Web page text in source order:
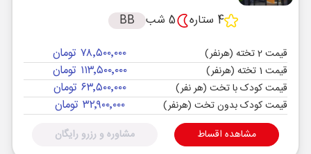
4 ستاره
5 شب BB
قیمت 2 تخته (هرنفر) ۷۸٬۵۰۰٬۰۰۰ تومان
قیمت 1 تخته (هرنفر) ۱۱۳٬۵۰۰٬۰۰۰ تومان
قیمت کودک با تخت (هر نفر) ۶۳٬۵۰۰٬۰۰۰ تومان
قیمت کودک بدون تخت (هرنفر) ۳۲٬۹۰۰٬۰۰۰ تومان
مشاهده اقساط مشاوره و رزرو رایگان